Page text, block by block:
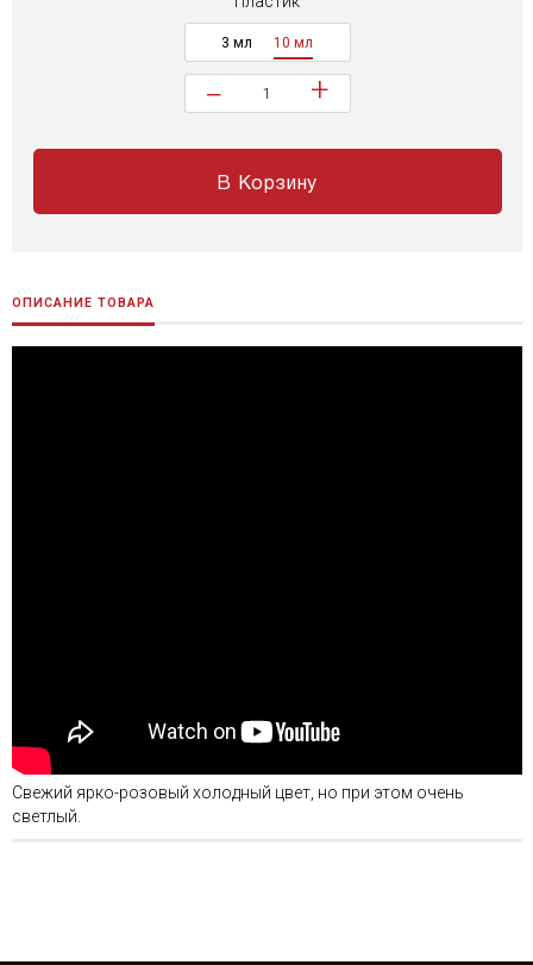
3 мл 10 мл
− +
В Корзину
ОПИСАНИЕ ТОВАРА
Свежий ярко-розовый холодный цвет, но при этом очень
светлый.